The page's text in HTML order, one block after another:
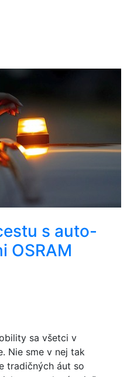
s auto-
OSRAM
sa všetci v
Nie sme v nej tak
tradičných áut so